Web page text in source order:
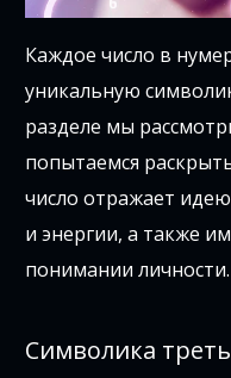
Каждое число в
уникальную
разделе мы
попытаемся
число отражает
и энергии, а также
понимании личности.
Символика